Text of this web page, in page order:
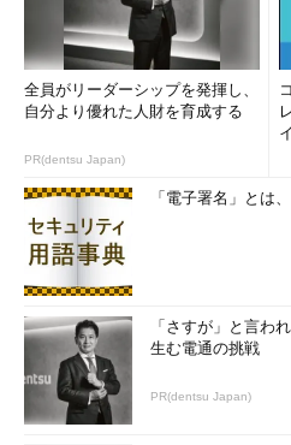
全員がリーダーシップを発揮し、
自分より優れた人財を育成する
PR(dentsu Japan)
「電子署名」とは
「さすが」と言わ
生む電通の挑戦
PR(dentsu Japan)